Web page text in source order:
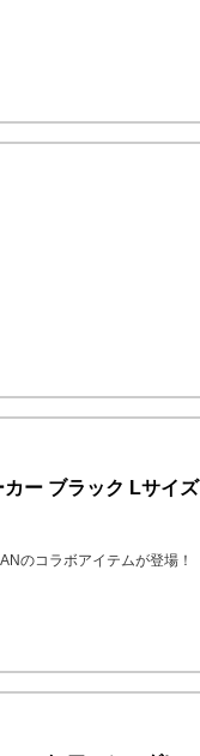
ー ブラック Lサイズ
のコラボアイテムが登場！